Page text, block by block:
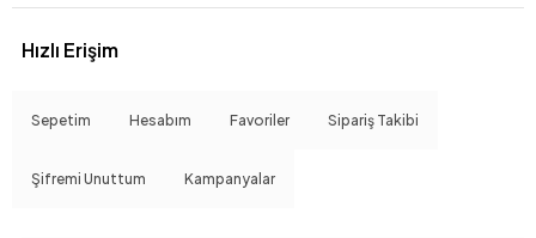
Hızlı Erişim
Sepetim Hesabım Favoriler Sipariş Takibi
Şifremi Unuttum Kampanyalar